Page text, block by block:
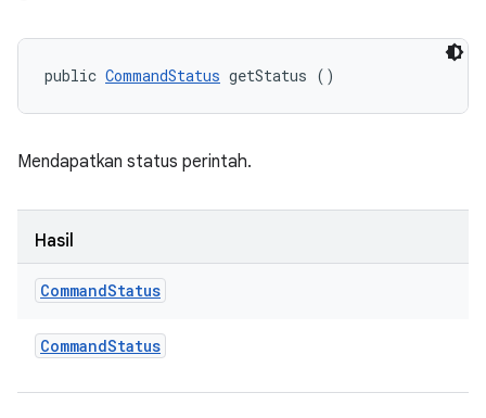
public CommandStatus getStatus ()
Mendapatkan status perintah.
Hasil
CommandStatus
CommandStatus